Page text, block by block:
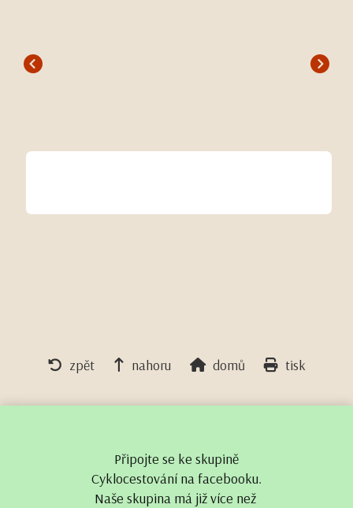
zpět nahoru domů tisk
Připojte se ke skupině
Cyklocestování na facebooku.
Naše skupina má již více než